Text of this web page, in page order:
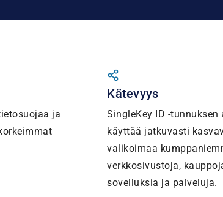
ja
Kätevyys
SingleKey ID -
käyttää jatkuvasti
valikoimaa
verkkosivustoja,
sovelluksia ja palveluja.